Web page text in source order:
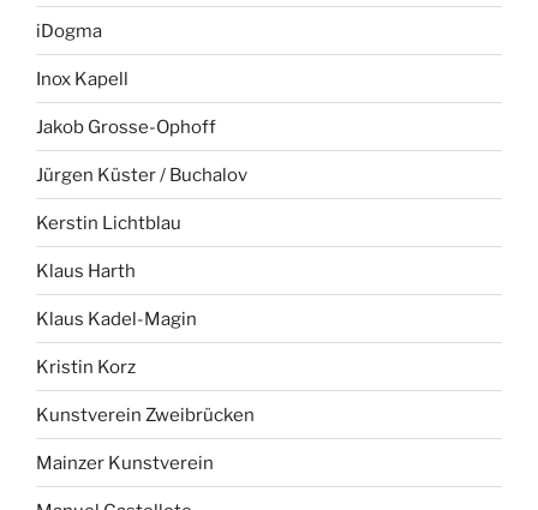
iDogma
Inox Kapell
Jakob Grosse-Ophoff
Jürgen Küster / Buchalov
Kerstin Lichtblau
Klaus Harth
Klaus Kadel-Magin
Kristin Korz
Kunstverein Zweibrücken
Mainzer Kunstverein